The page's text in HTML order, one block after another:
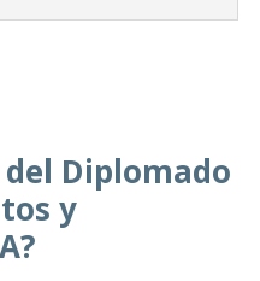
Diplomado
y